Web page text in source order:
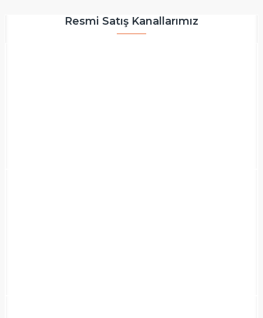
Resmi Satış Kanallarımız